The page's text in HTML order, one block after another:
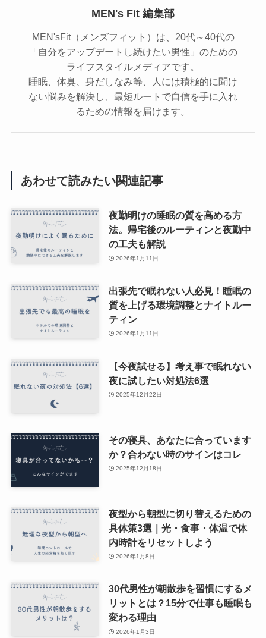
MEN's Fit 編集部
MEN'sFit（メンズフィット）は、20代～40代の
「自分をアップデートし続けたい男性」のための
ライフスタイルメディアです。
睡眠、体臭、身だしなみ等、人には積極的に聞け
ない悩みを解決し、最短ルートで自信を手に入れ
るための情報を届けます。
あわせて読みたい関連記事
夜勤明けの睡眠の質を高める方
法。帰宅後のルーティンと夜勤中
の工夫も解説
2026年1月11日
出張先で眠れない人必見！睡眠の
質を上げる環境調整とナイトルー
ティン
2026年1月11日
【今夜試せる】考え事で眠れない
夜に試したい対処法6選
2025年12月22日
その寝具、あなたに合っています
か？合わない時のサインはコレ
2025年12月18日
夜型から朝型に切り替えるための
具体策3選｜光・食事・体温で体
内時計をリセットしよう
2026年1月8日
30代男性が朝散歩を習慣にするメ
リットとは？15分で仕事も睡眠も
変わる理由
2026年1月3日